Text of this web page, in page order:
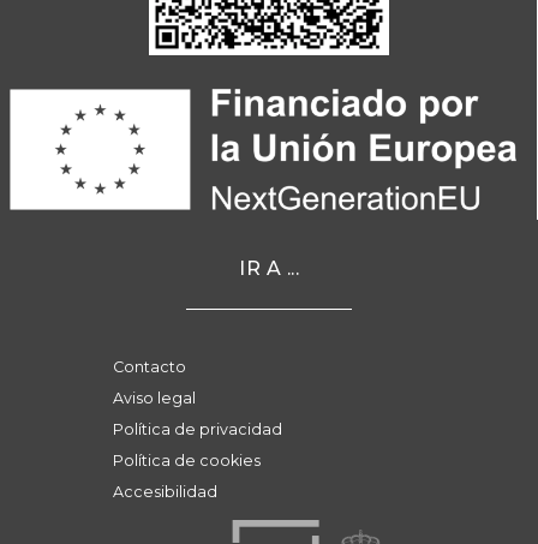
IR A ...
Contacto
Aviso legal
Política de privacidad
Política de cookies
Accesibilidad